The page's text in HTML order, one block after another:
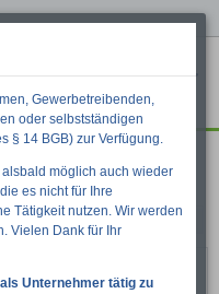
Suche
1 2
Next
Gewerbetreibenden,
oder selbstständigen
§ 14 BGB) zur Verfügung.
möglich auch wieder
es nicht für Ihre
Tätigkeit nutzen. Wir werden
Vielen Dank für Ihr
Unternehmer tätig zu